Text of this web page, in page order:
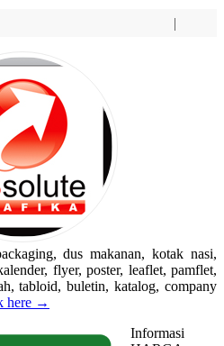
dus makanan, kotak nasi,
flyer, poster, leaflet, pamflet,
tabloid, buletin, katalog, company
here →
Informasi